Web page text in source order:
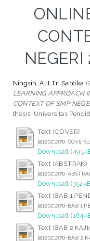
Ningsih, Alit Tri Santika
LEARNING APPROACH
CONTEXT OF SMP
thesis, Universitas
Text (COVER)
1812021076-
Download
Text (ABSTRAK)
1812021076-
Download
Text (BAB 1
1812021076-BAB 1
Download
Text (BAB 2
1812021076-BAB 2